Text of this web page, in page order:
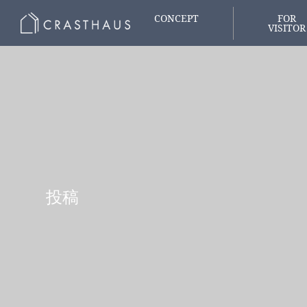
CONCEPT
FOR
VISITOR
はじめての
投稿